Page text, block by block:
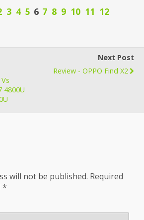
3 4 5 6 7 8 9 10 11 12
4800U
Next Post
Review - OPPO Find X2
will not be published. Required
*